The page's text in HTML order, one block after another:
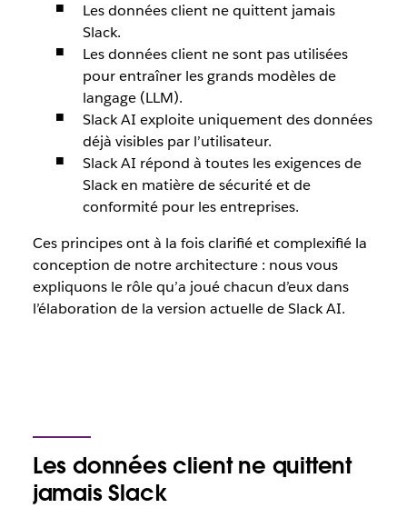
Les données client ne quittent jamais
Slack.
Les données client ne sont pas utilisées
pour entraîner les grands modèles de
langage (LLM).
Slack AI exploite uniquement des données
déjà visibles par l’utilisateur.
Slack AI répond à toutes les exigences de
Slack en matière de sécurité et de
conformité pour les entreprises.
Ces principes ont à la fois clarifié et complexifié la
conception de notre architecture : nous vous
expliquons le rôle qu’a joué chacun d’eux dans
l’élaboration de la version actuelle de Slack AI.
Les données client ne quittent
jamais Slack